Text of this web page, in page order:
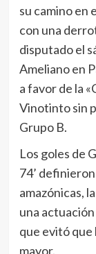
su camino en
con una
disputado el
Ameliano en
a favor de la
Vinotinto sin
Grupo B.
Los goles de
74’
amazónicas,
una
que evitó
mayor.